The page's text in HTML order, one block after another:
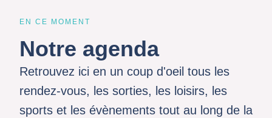
EN CE MOMENT
Notre agenda
Retrouvez ici en un coup d'oeil tous les
rendez-vous, les sorties, les loisirs, les
sports et les évènements tout au long de la